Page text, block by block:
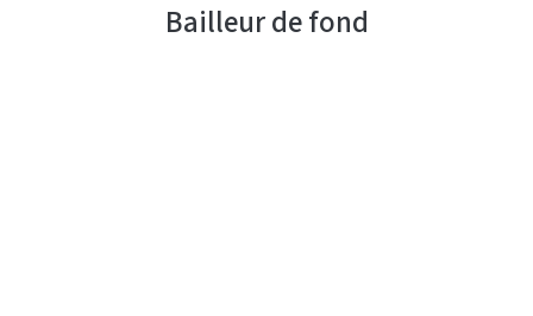
Bailleur de fond